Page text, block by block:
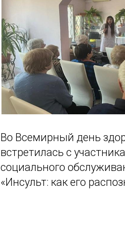
Во Всемирный день
встретилась с
социального
«Инсульт: как его